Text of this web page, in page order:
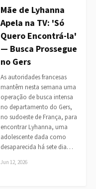
Mãe de Lyhanna
Apela na TV: 'Só
Quero Encontrá-la'
— Busca Prossegue
no Gers
As autoridades francesas
mantêm nesta semana uma
operação de busca intensa
no departamento do Gers,
no sudoeste de França, para
encontrar Lyhanna, uma
adolescente dada como
desaparecida há sete dia…
Jun 12, 2026